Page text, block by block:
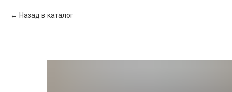
Назад в каталог